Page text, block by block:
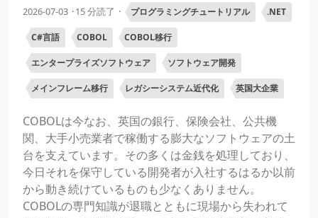
2026-07-03 15 分読了 プログラミングチュートリアル .NET
C#言語 COBOL COBOL移行
エンタープライズソフトウェア ソフトウェア開発
メインフレーム移行 レガシーシステム近代化 英国大企業
COBOLは今なお、英国の銀行、保険会社、公共機
関、大手小売業者で稼働する膨大なソフトウェアの土
台を支えています。その多くは金銭を処理しており、
今日それを保守している開発者が入社するはるか以前
から動き続けているものも少なくありません。
COBOLの専門知識が退職とともに現場から失われて